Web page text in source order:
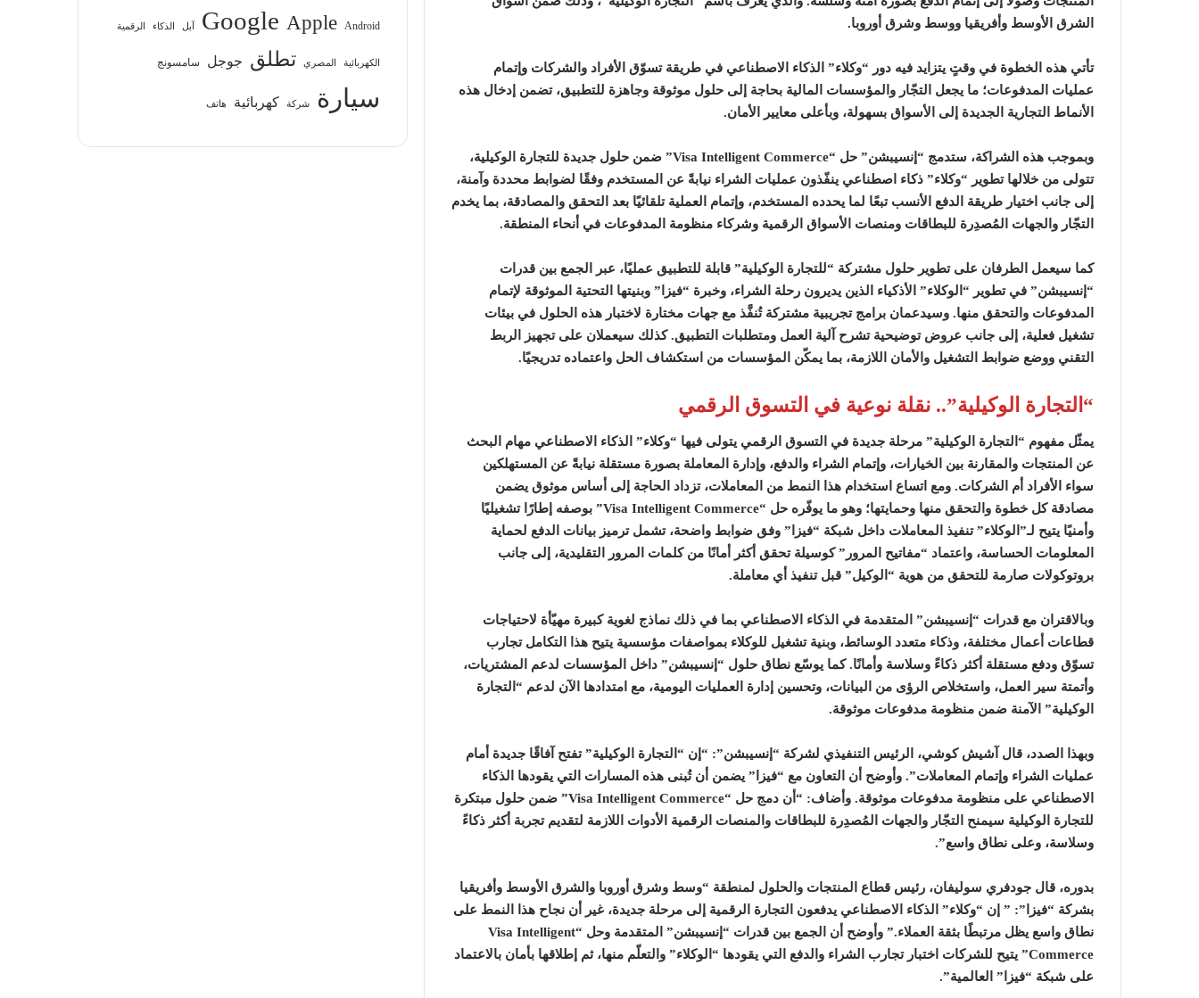
الشرق الأوسط وأفريقيا ووسط وشرق أوروبا.
تأتي هذه الخطوة في وقتٍ يتزايد فيه دور “وكلاء” الذكاء الاصطناعي في طريقة تسوّق الأفراد والشركات وإتمام
عمليات المدفوعات؛ ما يجعل التجّار والمؤسسات المالية بحاجة إلى حلول موثوقة وجاهزة للتطبيق، تضمن إدخال هذه
الأنماط التجارية الجديدة إلى الأسواق بسهولة، وبأعلى معايير الأمان.
وبموجب هذه الشراكة، ستدمج “إنسيبشن” حل “Visa Intelligent Commerce”
ضمن حلول جديدة للتجارة الوكيلية،
تتولى من خلالها تطوير “وكلاء” ذكاء اصطناعي ينفّذون عمليات الشراء نيابةً عن المستخدم وفقًا لضوابط محددة وآمنة،
إلى جانب اختيار طريقة الدفع الأنسب تبعًا لما يحدده المستخدم، وإتمام العملية تلقائيًا بعد التحقق والمصادقة، بما يخدم
التجّار والجهات المُصدِرة للبطاقات ومنصات الأسواق الرقمية وشركاء منظومة المدفوعات في أنحاء المنطقة.
كما سيعمل الطرفان على تطوير حلول مشتركة “للتجارة الوكيلية” قابلة للتطبيق عمليًا، عبر الجمع بين قدرات
“إنسيبشن” في تطوير “الوكلاء” الأذكياء الذين يديرون رحلة الشراء، وخبرة “فيزا” وبنيتها التحتية الموثوقة لإتمام
المدفوعات والتحقق منها. وسيدعمان برامج تجريبية مشتركة تُنفَّذ مع جهات مختارة لاختبار هذه الحلول في بيئات
تشغيل فعلية، إلى جانب عروض توضيحية تشرح آلية العمل ومتطلبات التطبيق. كذلك سيعملان على تجهيز الربط
التقني ووضع ضوابط التشغيل والأمان اللازمة، بما يمكّن المؤسسات من استكشاف الحل واعتماده تدريجيًا.
“التجارة الوكيلية”.. نقلة نوعية في التسوق الرقمي
يمثّل مفهوم “التجارة الوكيلية” مرحلة جديدة في التسوق الرقمي يتولى فيها “وكلاء” الذكاء الاصطناعي مهام البحث
عن المنتجات والمقارنة بين الخيارات، وإتمام الشراء والدفع، وإدارة المعاملة بصورة مستقلة نيابةً عن المستهلكين
سواء الأفراد أم الشركات. ومع اتساع استخدام هذا النمط من المعاملات، تزداد الحاجة إلى أساس موثوق يضمن
مصادقة كل خطوة والتحقق منها وحمايتها؛ وهو ما يوفّره حل “Visa Intelligent Commerce”
بوصفه إطارًا تشغيليًا
وأمنيًا يتيح لـ”الوكلاء” تنفيذ المعاملات داخل شبكة “فيزا” وفق ضوابط واضحة، تشمل ترميز بيانات الدفع لحماية
المعلومات الحساسة، واعتماد “مفاتيح المرور” كوسيلة تحقق أكثر أمانًا من كلمات المرور التقليدية، إلى جانب
بروتوكولات صارمة للتحقق من هوية “الوكيل” قبل تنفيذ أي معاملة.
وبالاقتران مع قدرات “إنسيبشن” المتقدمة في الذكاء الاصطناعي بما في ذلك نماذج لغوية كبيرة مهيّأة لاحتياجات
قطاعات أعمال مختلفة، وذكاء متعدد الوسائط، وبنية تشغيل للوكلاء بمواصفات مؤسسية يتيح هذا التكامل تجارب
تسوّق ودفع مستقلة أكثر ذكاءً وسلاسة وأمانًا. كما يوسّع نطاق حلول “إنسيبشن” داخل المؤسسات لدعم المشتريات،
وأتمتة سير العمل، واستخلاص الرؤى من البيانات، وتحسين إدارة العمليات اليومية، مع امتدادها الآن لدعم “التجارة
الوكيلية” الآمنة ضمن منظومة مدفوعات موثوقة.
وبهذا الصدد، قال آشيش كوشي، الرئيس التنفيذي لشركة “إنسيبشن”: “إن “التجارة الوكيلية” تفتح آفاقًا جديدة أمام
عمليات الشراء وإتمام المعاملات”. وأوضح أن التعاون مع “فيزا” يضمن أن تُبنى هذه المسارات التي يقودها الذكاء
الاصطناعي على منظومة مدفوعات موثوقة. وأضاف: “أن دمج حل “Visa Intelligent Commerce”
ضمن حلول مبتكرة
للتجارة الوكيلية سيمنح التجّار والجهات المُصدِرة للبطاقات والمنصات الرقمية الأدوات اللازمة لتقديم تجربة أكثر ذكاءً
وسلاسة، وعلى نطاق واسع”.
بدوره، قال جودفري سوليفان، رئيس قطاع المنتجات والحلول لمنطقة “وسط وشرق أوروبا والشرق الأوسط وأفريقيا
بشركة “فيزا”: ” إن “وكلاء” الذكاء الاصطناعي يدفعون التجارة الرقمية إلى مرحلة جديدة، غير أن نجاح هذا النمط على
نطاق واسع يظل مرتبطًا بثقة العملاء.” وأوضح أن الجمع بين قدرات “إنسيبشن” المتقدمة وحل “Visa Intelligent
Commerce” يتيح للشركات اختبار تجارب الشراء والدفع التي يقودها “الوكلاء” والتعلّم منها، ثم إطلاقها بأمان بالاعتماد
على شبكة “فيزا” العالمية”.
Android
Apple
Google آبل الذكاء الرقمية
الكهربائية المصري تطلق جوجل سامسونج
سيارة شركة كهربائية هاتف